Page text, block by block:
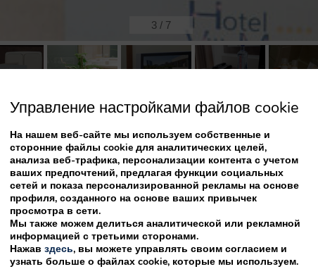
3 / 7
Возможные кровати:
Или
Размер двухместная кровать: 180см
Управление настройками файлов cookie
На нашем веб-сайте мы используем собственные и
сторонние файлы cookie для аналитических целей,
анализа веб-трафика, персонализации контента с учетом
ваших предпочтений, предлагая функции социальных
сетей и показа персонализированной рекламы на основе
профиля, созданного на основе ваших привычек
просмотра в сети.
Мы также можем делиться аналитической или рекламной
информацией с третьими сторонами.
Нажав здесь, вы можете управлять своим согласием и
узнать больше о файлах cookie, которые мы используем.